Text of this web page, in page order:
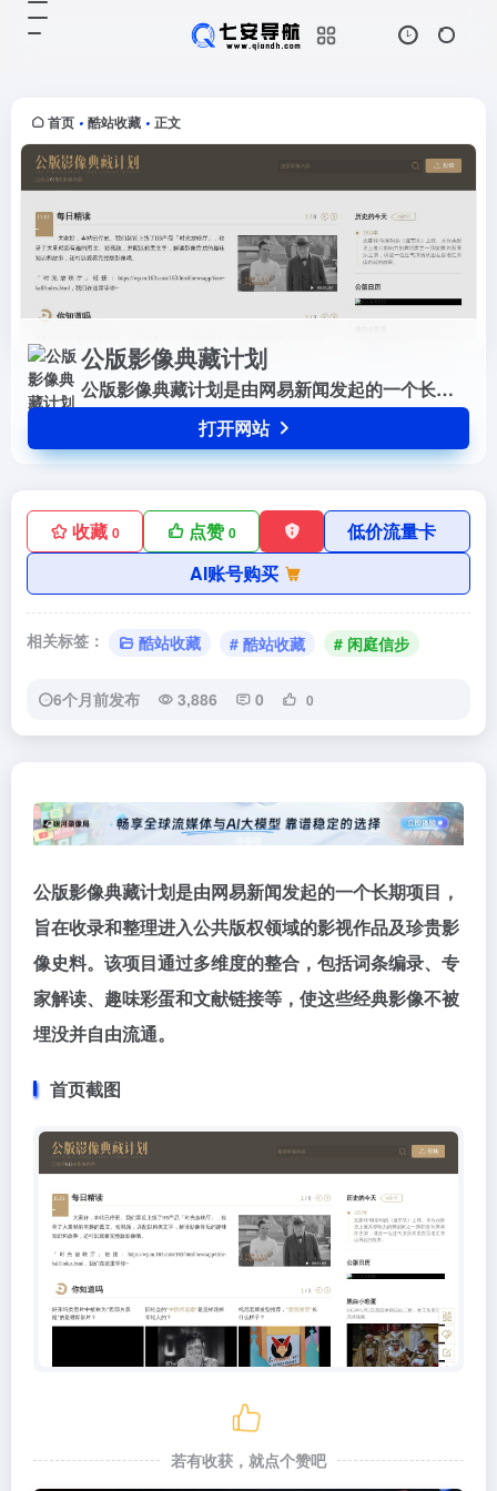
首页 • 酷站收藏 • 正文
公版影像典藏计划
公版影像典藏计划是由网易新闻发起的一个长期项目，旨在收录和整理进入公共版权领域的影视作品及珍贵影像史料。该项目通过多维度的整合，包括词条编录、专家解读、趣味彩蛋和文献链接等，使这些经典影像不被埋没并自由流通。
打开网站
收藏 0 点赞0
低价流量卡
AI账号购买
相关标签： 酷站收藏 # 酷站收藏 # 闲庭信步
6个月前发布 3,886 0 0
入公共版权领域的影视作品及珍贵影
像史料。该项目通过多维度的整合，
包括词条编录、专家解读、趣味彩
蛋...
公版影像典藏计划是由网易新闻发起的一个长期项目，
旨在收录和整理进入公共版权领域的影视作品及珍贵影
像史料。该项目通过多维度的整合，包括词条编录、专
家解读、趣味彩蛋和文献链接等，使这些经典影像不被
埋没并自由流通。
首页截图
若有收获，就点个赞吧